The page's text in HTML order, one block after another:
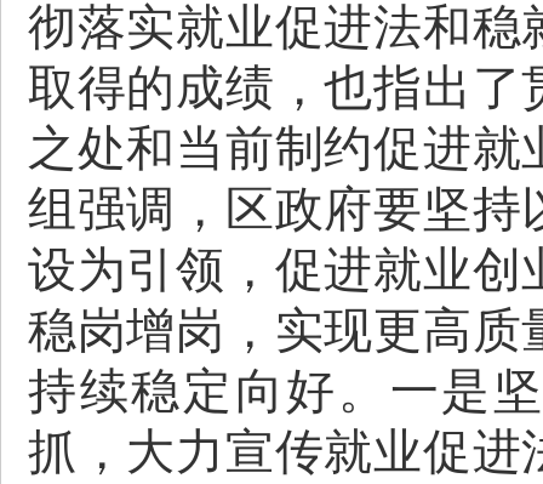
彻落实就业促进法和稳
取得的成绩，也指出了
之处和当前制约促进
组强调，区政府要坚持
设为引领，促进就业创
稳岗增岗，实现更高质
持续稳定向好。 一是
抓，大力宣传就业促进